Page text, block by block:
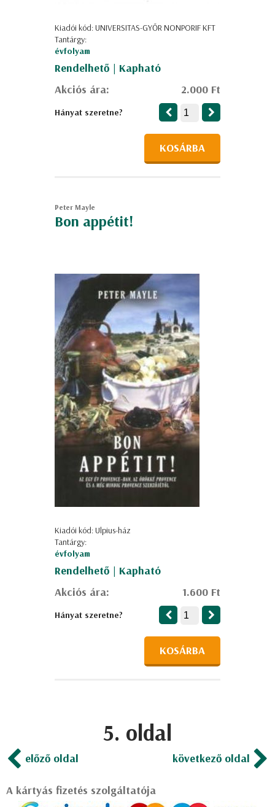
Kiadói kód: UNIVERSITAS-GYŐR NONPORIF KFT
Tantárgy:
évfolyam
Rendelhető | Kapható
Akciós ára:
2.000 Ft
Hányat szeretne?
KOSÁRBA
Peter Mayle
Bon ​appétit!
Kiadói kód: Ulpius-ház
Tantárgy:
évfolyam
Rendelhető | Kapható
Akciós ára:
1.600 Ft
Hányat szeretne?
KOSÁRBA
5. oldal
előző oldal következő oldal
A kártyás fizetés szolgáltatója